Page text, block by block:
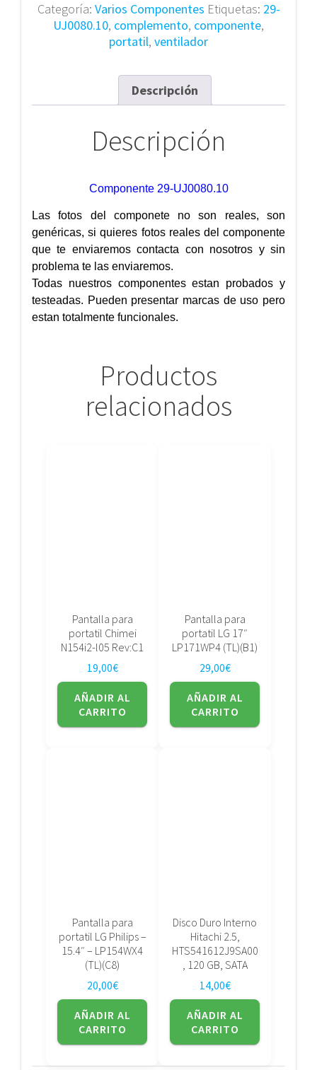
Categoría: Varios Componentes Etiquetas: 29-
UJ0080.10, complemento, componente,
portatil, ventilador
Descripción
Descripción
Componente 29-UJ0080.10
Las fotos del componete no son reales, son
genéricas, si quieres fotos reales del componente
que te enviaremos contacta con nosotros y sin
problema te las enviaremos.
Todas nuestros componentes estan probados y
testeadas. Pueden presentar marcas de uso pero
estan totalmente funcionales.
Productos
relacionados
Pantalla para
portatil Chimei
N154i2-l05 Rev:C1
19,00€
AÑADIR AL
CARRITO
Pantalla para
portatil LG 17″
LP171WP4 (TL)(B1)
29,00€
AÑADIR AL
CARRITO
Pantalla para
portatil LG Philips –
15.4″ – LP154WX4
(TL)(C8)
20,00€
AÑADIR AL
CARRITO
Disco Duro Interno
Hitachi 2.5,
HTS541612J9SA00
, 120 GB, SATA
14,00€
AÑADIR AL
CARRITO